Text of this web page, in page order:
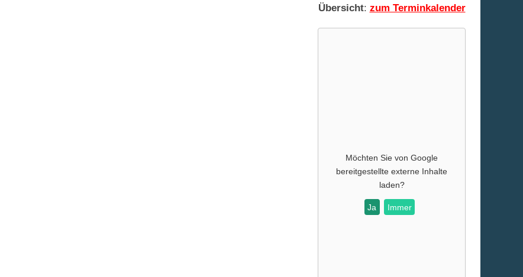
Übersicht: zum Terminkalender
Möchten Sie von Google
bereitgestellte externe Inhalte
laden?
Ja Immer